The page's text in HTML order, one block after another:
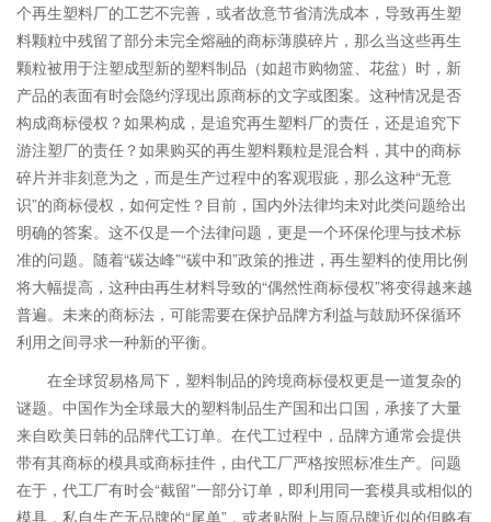
个再生塑料厂的工艺不完善，或者故意节省清洗成本，导致再生塑
料颗粒中残留了部分未完全熔融的商标薄膜碎片，那么当这些再生
颗粒被用于注塑成型新的塑料制品（如超市购物篮、花盆）时，新
产品的表面有时会隐约浮现出原商标的文字或图案。这种情况是否
构成商标侵权？如果构成，是追究再生塑料厂的责任，还是追究下
游注塑厂的责任？如果购买的再生塑料颗粒是混合料，其中的商标
碎片并非刻意为之，而是生产过程中的客观瑕疵，那么这种“无意
识”的商标侵权，如何定性？目前，国内外法律均未对此类问题给出
明确的答案。这不仅是一个法律问题，更是一个环保伦理与技术标
准的问题。随着“碳达峰”“碳中和”政策的推进，再生塑料的使用比例
将大幅提高，这种由再生材料导致的“偶然性商标侵权”将变得越来越
普遍。未来的商标法，可能需要在保护品牌方利益与鼓励环保循环
利用之间寻求一种新的平衡。
在全球贸易格局下，塑料制品的跨境商标侵权更是一道复杂的
谜题。中国作为全球最大的塑料制品生产国和出口国，承接了大量
来自欧美日韩的品牌代工订单。在代工过程中，品牌方通常会提供
带有其商标的模具或商标挂件，由代工厂严格按照标准生产。问题
在于，代工厂有时会“截留”一部分订单，即利用同一套模具或相似的
模具，私自生产无品牌的“尾单”，或者贴附上与原品牌近似的但略有